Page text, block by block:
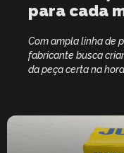
para cada
Com ampla linha de
fabricante busca
da peça certa na